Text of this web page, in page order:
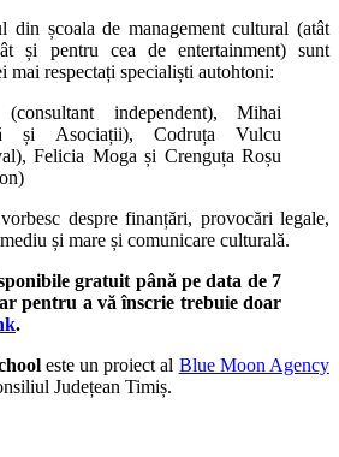
din școala de management cultural (atât
și pentru cea de entertainment) sunt
mai respectați specialiști autohtoni:
independent), Mihai
și Asociații), Codruța Vulcu
Felicia Moga și Crenguța Roșu
despre finanțări, provocări legale,
și mare și comunicare culturală.
gratuit până pe data de 7
pentru a vă înscrie trebuie doar
.
este un proiect al Blue Moon Agency
Județean Timiș.